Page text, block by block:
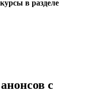
в разделе
с